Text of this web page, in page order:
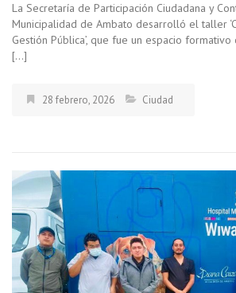
La Secretaría de Participación Ciudadana y
Municipalidad de Ambato desarrolló el taller
Gestión Pública’, que fue un espacio
[…]
28 febrero, 2026 Ciudad